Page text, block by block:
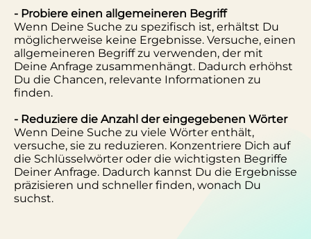
- Probiere einen allgemeineren Begriff
Wenn Deine Suche zu spezifisch ist, erhältst Du
möglicherweise keine Ergebnisse. Versuche, einen
allgemeineren Begriff zu verwenden, der mit
Deine Anfrage zusammenhängt. Dadurch erhöhst
Du die Chancen, relevante Informationen zu
finden.
- Reduziere die Anzahl der eingegebenen Wörter
Wenn Deine Suche zu viele Wörter enthält,
versuche, sie zu reduzieren. Konzentriere Dich auf
die Schlüsselwörter oder die wichtigsten Begriffe
Deiner Anfrage. Dadurch kannst Du die Ergebnisse
präzisieren und schneller finden, wonach Du
suchst.